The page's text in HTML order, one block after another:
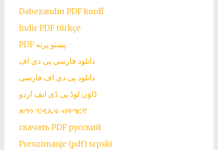
Dabezandin PDF kurdî
Indir PDF türkçe
PDF پښتو پرته
دانلود فارسی پی دی اف
دانلود پی دی اف فارسی
ڈاؤن لوڈ پی ڈی ایف اردو
ጽዓን ፒዲኤፍ ብትግርኛ
скачать PDF русский
Preuzimanje (pdf) srpski